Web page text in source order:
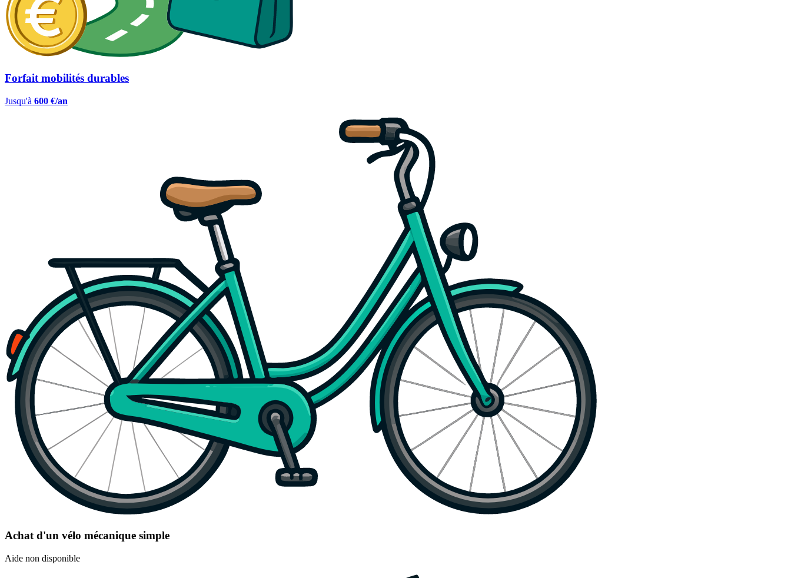
Forfait mobilités durables
Jusqu'à 600 €/an
Achat d'un vélo mécanique simple
Aide non disponible